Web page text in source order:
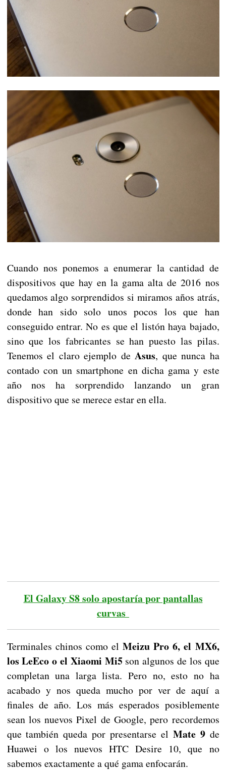
Cuando nos ponemos a enumerar la cantidad de
dispositivos que hay en la gama alta de 2016 nos
quedamos algo sorprendidos si miramos años atrás,
donde han sido solo unos pocos los que han
conseguido entrar. No es que el listón haya bajado,
sino que los fabricantes se han puesto las pilas.
Tenemos el claro ejemplo de Asus, que nunca ha
contado con un smartphone en dicha gama y este
año nos ha sorprendido lanzando un gran
dispositivo que se merece estar en ella.
El Galaxy S8 solo apostaría por pantallas
curvas
Terminales chinos como el Meizu Pro 6, el MX6,
los LeEco o el Xiaomi Mi5son algunos de los que
completan una larga lista. Pero no, esto no ha
acabado y nos queda mucho por ver de aquí a
finales de año. Los más esperados posiblemente
sean los nuevos Pixel de Google, pero recordemos
que también queda por presentarse el Mate 9de
Huawei o los nuevos HTC Desire 10, que no
sabemos exactamente a qué gama enfocarán.